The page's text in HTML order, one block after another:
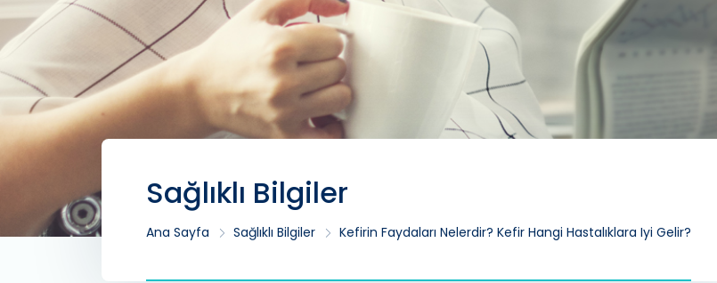
Sağlıklı Bilgiler
Ana Sayfa Sağlıklı Bilgiler Kefirin Faydaları Nelerdir? Kefir Hangi Hastalıklara Iyi Gelir?